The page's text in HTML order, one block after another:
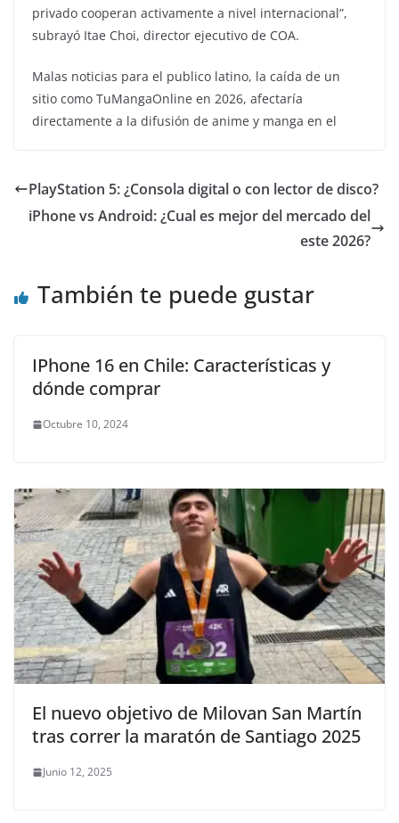
privado cooperan activamente a nivel internacional”,
subrayó Itae Choi, director ejecutivo de COA.
Malas noticias para el publico latino, la caída de un
sitio como TuMangaOnline en 2026, afectaría
directamente a la difusión de anime y manga en el
PlayStation 5: ¿Consola digital o con lector de disco?
iPhone vs Android: ¿Cual es mejor del mercado del
este 2026?
También te puede gustar
IPhone 16 en Chile: Características y
dónde comprar
Octubre 10, 2024
El nuevo objetivo de Milovan San Martín
tras correr la maratón de Santiago 2025
Junio 12, 2025